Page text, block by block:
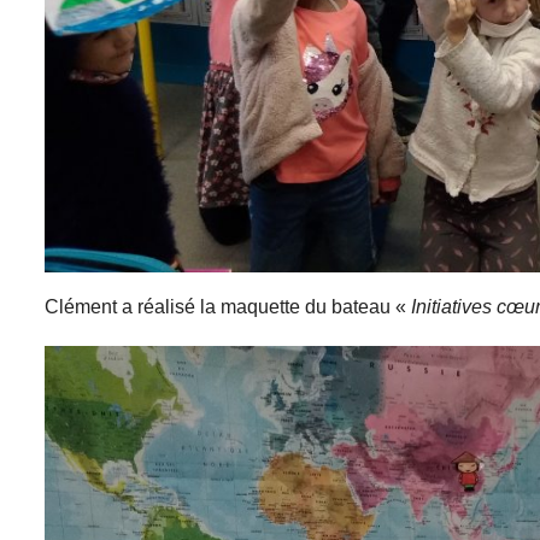
Clément a réalisé la maquette du bateau « Initiatives cœur